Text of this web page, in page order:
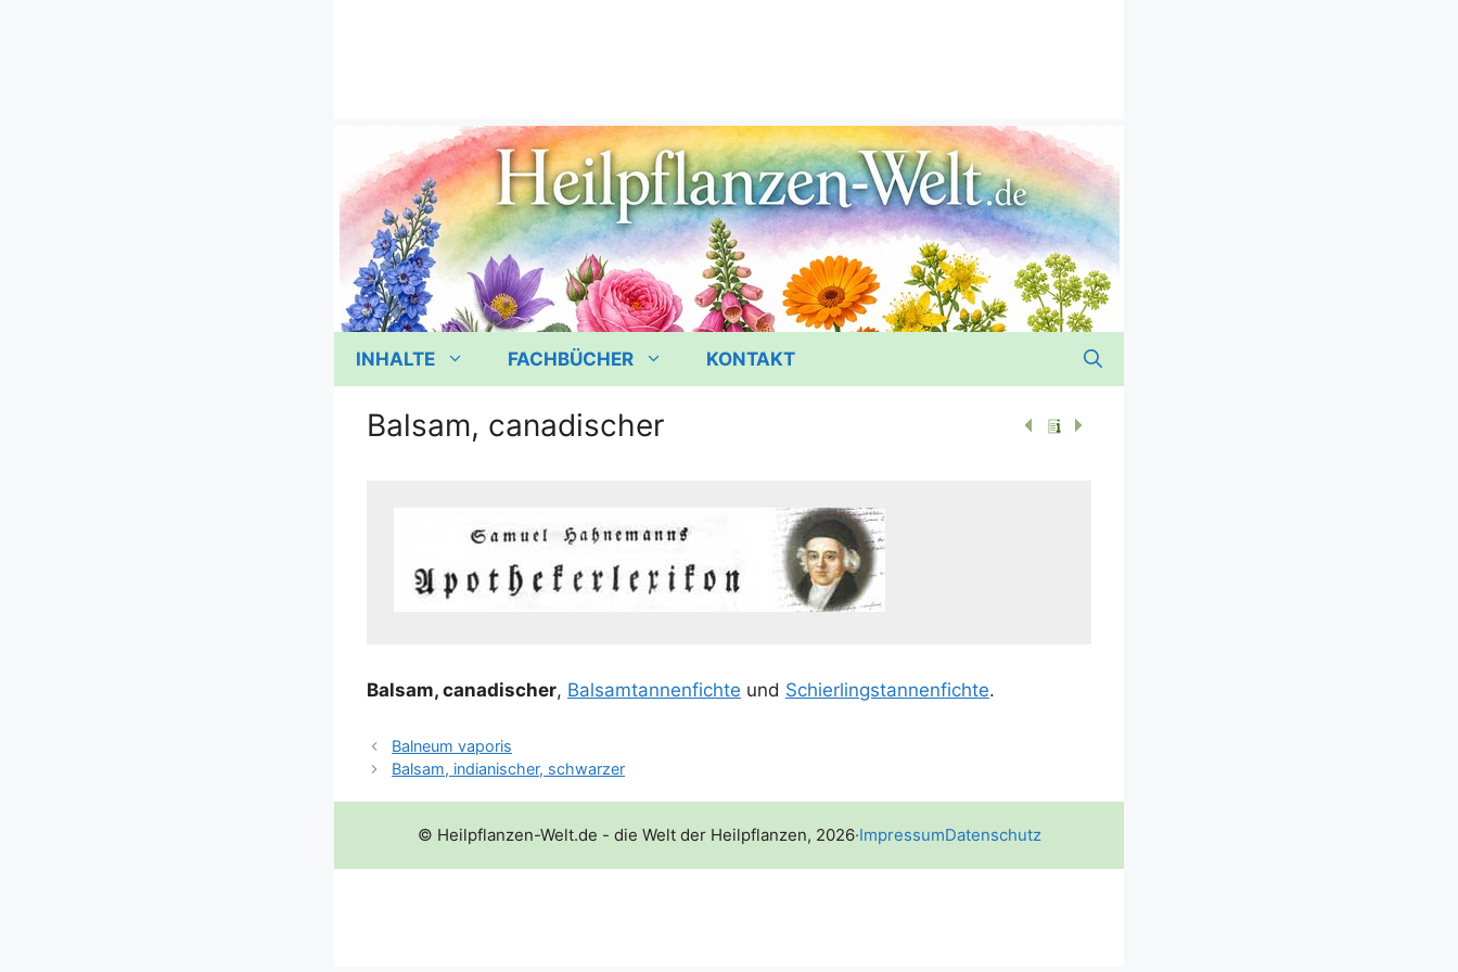
INHALTE FACHBÜCHER KONTAKT
Balsam, canadischer
Bal­sam, cana­di­scher, Bal­sam­tan­nen­fich­te und Schier­lings­tan­nen­fich­te.
Balneum vaporis
Balsam, indianischer, schwarzer
© Heilpflanzen-Welt.de - die Welt der Heilpflanzen, 2026·ImpressumDatenschutz